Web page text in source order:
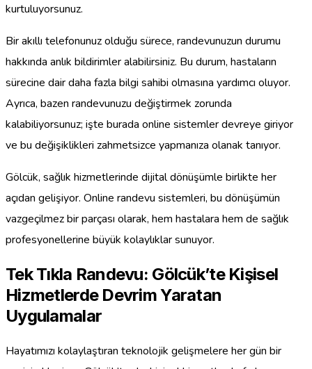
kurtuluyorsunuz.
Bir akıllı telefonunuz olduğu sürece, randevunuzun durumu
hakkında anlık bildirimler alabilirsiniz. Bu durum, hastaların
sürecine dair daha fazla bilgi sahibi olmasına yardımcı oluyor.
Ayrıca, bazen randevunuzu değiştirmek zorunda
kalabiliyorsunuz; işte burada online sistemler devreye giriyor
ve bu değişiklikleri zahmetsizce yapmanıza olanak tanıyor.
Gölcük, sağlık hizmetlerinde dijital dönüşümle birlikte her
açıdan gelişiyor. Online randevu sistemleri, bu dönüşümün
vazgeçilmez bir parçası olarak, hem hastalara hem de sağlık
profesyonellerine büyük kolaylıklar sunuyor.
Tek Tıkla Randevu: Gölcük’te Kişisel
Hizmetlerde Devrim Yaratan
Uygulamalar
Hayatımızı kolaylaştıran teknolojik gelişmelere her gün bir